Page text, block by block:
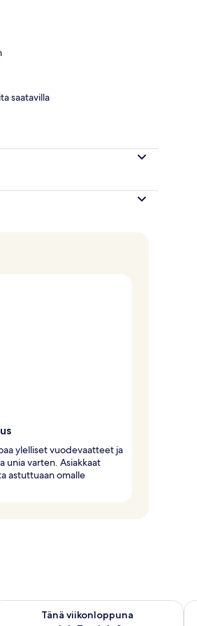
saatavilla
ylelliset vuodevaatteet ja
unia varten. Asiakkaat
astuttuaan omalle
9
Tänä viikonloppuna
tämän viikonlopun saatavuus